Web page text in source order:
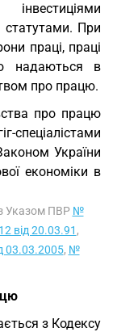
статутами. При
праці, праці
надаються в
про працю.
про працю
спеціалістами
України
економіки в
з Указом ПВР №
від 20.03.91 ,
03.03.2005, №
з Кодексу